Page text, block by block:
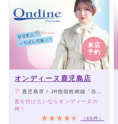
来店
予約
オンディーヌ鹿児島店
鹿児島市 / JR指宿枕崎線「谷山駅」より徒歩7分、鹿児島市電「谷山電停」より徒歩2分
差を付けたいならオンディーヌの
袴！
（46件）